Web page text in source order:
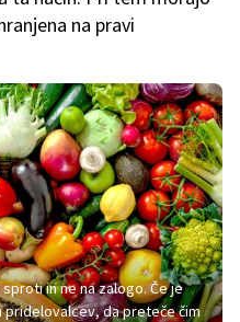
na pravi
in ne na zalogo. Če je
pridelovalcev, da preteče čim